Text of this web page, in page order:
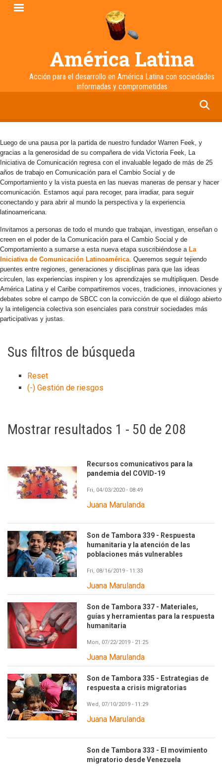
Pasar
América Latina
Acción para el desarrollo en América Latina con sociedades
informadas y comprometidas
Luego de una pausa por la partida de nuestro fundador Warren Feek, y
gracias a la generosidad de su compañera de vida Victoria Feek, La
Iniciativa de Comunicación regresa con el invaluable legado de más de 25
años de trabajo en Comunicación para el Cambio Social y de
Comportamiento y la vista puesta en las nuevas maneras de pensar y hacer
comunicación. Estamos aquí para recoger, para irradiar, para seguir
conectando y para abrir al mundo la perspectiva y la experiencia
latinoamericana.
Invitamos a personas de todo el mundo que trabajan, investigan, enseñan o
creen en el poder de la Comunicación para el Cambio Social y de
Comportamiento a sumarse a esta nueva etapa suscribiéndose a La
Iniciativa de Comunicación Latinoamérica. Queremos seguir tejiendo
puentes entre regiones, generaciones y disciplinas para que las ideas
circulen, las experiencias inspiren y los aprendizajes se multipliquen. Desde
América Latina y el Caribe compartiremos voces, tradiciones, innovaciones y
debates sobre el campo de SBCC con la convicción de que el diálogo abierto
y la inteligencia colectiva son esenciales para construir sociedades más
participativas y justas.
Sus filtros de búsqueda
Reset
(-) Gestión de riesgos
Mostrar resultados 1 - 50 de 208
Recursos comunicativos para la
pandemia del COVID-19
Fri, 04/03/2020 - 08:49
Juana Marulanda
Son de Tambora 339 - Respuesta
humanitaria y la atención de las
poblaciones más vulnerables
Fri, 08/16/2019 - 11:33
Juana Marulanda
Son de Tambora 337 - Materiales,
guías y herramientas para la respuesta
humanitaria
Mon, 07/22/2019 - 21:25
Juana Marulanda
Son de Tambora 335 - Estrategias de
respuesta a crisis migratorias
Wed, 07/10/2019 - 11:29
Juana Marulanda
Son de Tambora 333 - El movimiento
migratorio desde Venezuela